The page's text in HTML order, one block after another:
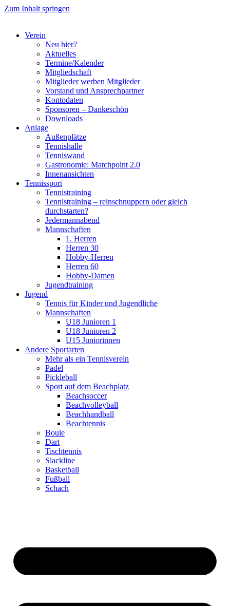
Zum Inhalt springen
Verein
Neu hier?
Aktuelles
Termine/Kalender
Mitgliedschaft
Mitglieder werben Mitglieder
Vorstand und Ansprechpartner
Kontodaten
Sponsoren – Dankeschön
Downloads
Anlage
Außenplätze
Tennishalle
Tenniswand
Gastronomie: Matchpoint 2.0
Innenansichten
Tennissport
Tennistraining
Tennistraining – reinschnuppern oder gleich
durchstarten?
Jedermannabend
Mannschaften
1. Herren
Herren 30
Hobby-Herren
Herren 60
Hobby-Damen
Jugendtraining
Jugend
Tennis für Kinder und Jugendliche
Mannschaften
U18 Junioren 1
U18 Junioren 2
U15 Juniorinnen
Andere Sportarten
Mehr als ein Tennisverein
Padel
Pickleball
Sport auf dem Beachplatz
Beachsoccer
Beachvolleyball
Beachhandball
Beachtennis
Boule
Dart
Tischtennis
Slackline
Basketball
Fußball
Schach